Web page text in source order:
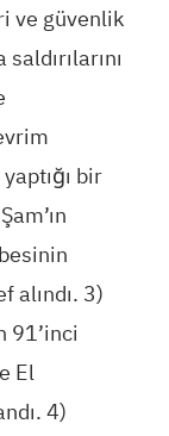
ve güvenlik
bir
alındı. 3)
91’inci
El
4)